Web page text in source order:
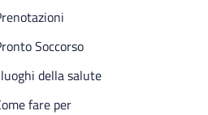
Soccorso
della salute
fare per